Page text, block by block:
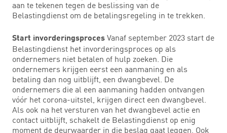
aan te tekenen tegen de beslissing van de
Belastingdienst om de betalingsregeling in te trekken.
Start invorderingsproces Vanaf september 2023 start de
Belastingdienst het invorderingsproces op als
ondernemers niet betalen of hulp zoeken. Die
ondernemers krijgen eerst een aanmaning en als
betaling dan nog uitblijft, een dwangbevel. De
ondernemers die al een aanmaning hadden ontvangen
vóór het corona-uitstel, krijgen direct een dwangbevel.
Als ook na het versturen van het dwangbevel actie en
contact uitblijft, schakelt de Belastingdienst op enig
moment de deurwaarder in die beslag gaat leggen. Ook